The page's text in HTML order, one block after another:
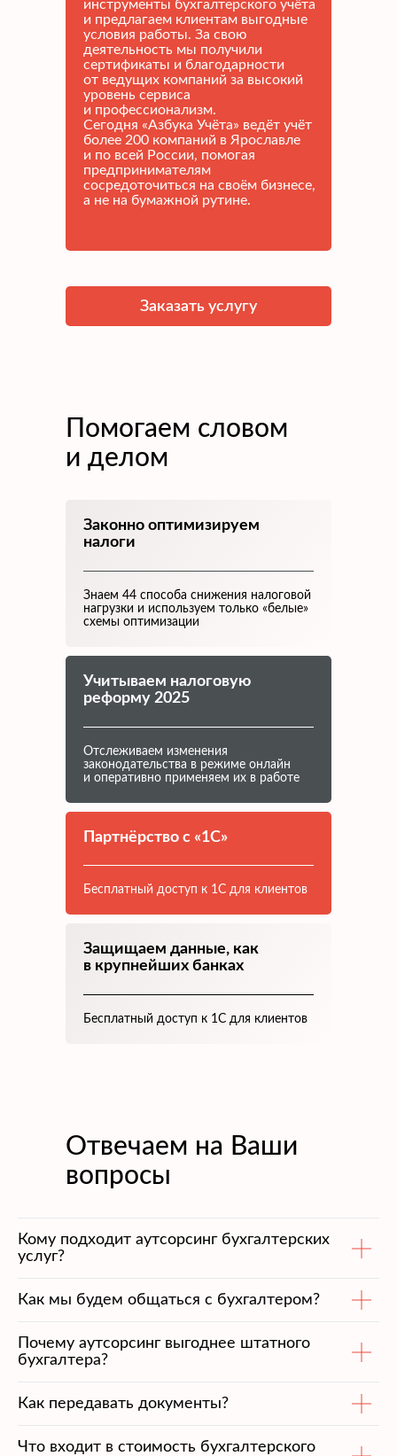
инструменты бухгалтерского учёта
и предлагаем клиентам выгодные
условия работы. За свою
деятельность мы получили
сертификаты и благодарности
от ведущих компаний за высокий
уровень сервиса
и профессионализм.
Сегодня «Азбука Учёта» ведёт учёт
более 200 компаний в Ярославле
и по всей России, помогая
предпринимателям
сосредоточиться на своём бизнесе,
а не на бумажной рутине.
Заказать услугу
Помогаем словом
и делом
Знаем 44 способа снижения налоговой
нагрузки и используем только «белые»
схемы оптимизации
Законно оптимизируем
налоги
Партнёрство с «1С»
Бесплатный доступ к 1С для клиентов
Бесплатный доступ к 1С для клиентов
Защищаем данные, как
в крупнейших банках
Учитываем налоговую
реформу 2025
Отслеживаем изменения
законодательства в режиме онлайн
и оперативно применяем их в работе
Отвечаем на Ваши
вопросы
Кому подходит аутсорсинг бухгалтерских
услуг?
Как мы будем общаться с бухгалтером?
Почему аутсорсинг выгоднее штатного
бухгалтера?
Как передавать документы?
Что входит в стоимость бухгалтерского